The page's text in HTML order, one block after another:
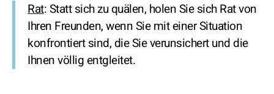
Rat: Statt sich zu quälen, holen Sie sich Rat von
Ihren Freunden, wenn Sie mit einer Situation
konfrontiert sind, die Sie verunsichert und die
Ihnen völlig entgleitet.